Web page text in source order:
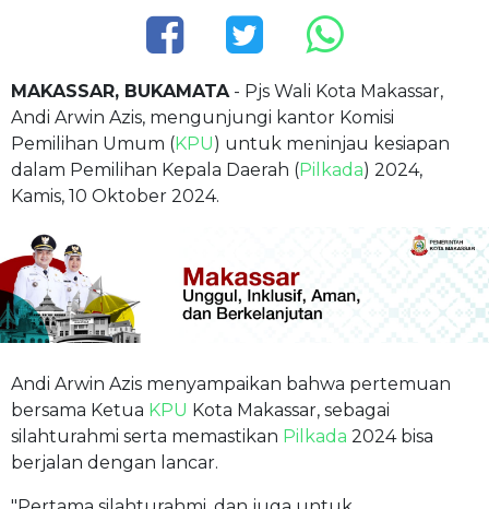
MAKASSAR, BUKAMATA - Pjs Wali Kota Makassar,
Andi Arwin Azis, mengunjungi kantor Komisi
Pemilihan Umum (KPU) untuk meninjau kesiapan
dalam Pemilihan Kepala Daerah (Pilkada) 2024,
Kamis, 10 Oktober 2024.
Andi Arwin Azis menyampaikan bahwa pertemuan
bersama Ketua KPU Kota Makassar, sebagai
silahturahmi serta memastikan Pilkada 2024 bisa
berjalan dengan lancar.